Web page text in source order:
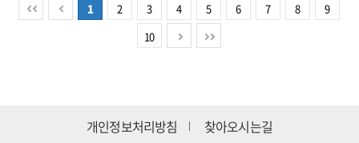
1 2 3 4 5 6 7 8
9
10
개인정보처리방침 찾아오시는길